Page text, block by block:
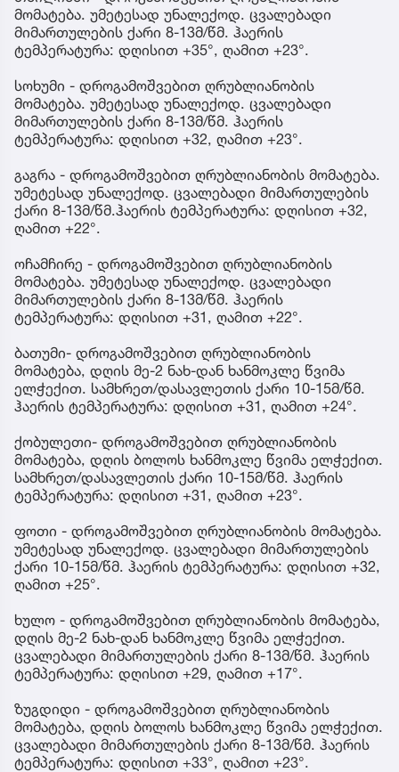
მომატება. უმეტესად უნალექოდ. ცვალებადი
მიმართულების ქარი 8-13მ/წმ. ჰაერის
ტემპერატურა: დღისით +35°, ღამით +23°.
სოხუმი - დროგამოშვებით ღრუბლიანობის
მომატება. უმეტესად უნალექოდ. ცვალებადი
მიმართულების ქარი 8-13მ/წმ. ჰაერის
ტემპერატურა: დღისით +32, ღამით +23°.
გაგრა - დროგამოშვებით ღრუბლიანობის მომატება.
უმეტესად უნალექოდ. ცვალებადი მიმართულების
ქარი 8-13მ/წმ.ჰაერის ტემპერატურა: დღისით +32,
ღამით +22°.
ოჩამჩირე - დროგამოშვებით ღრუბლიანობის
მომატება. უმეტესად უნალექოდ. ცვალებადი
მიმართულების ქარი 8-13მ/წმ. ჰაერის
ტემპერატურა: დღისით +31, ღამით +22°.
ბათუმი- დროგამოშვებით ღრუბლიანობის
მომატება, დღის მე-2 ნახ-დან ხანმოკლე წვიმა
ელჭექით. სამხრეთ/დასავლეთის ქარი 10-15მ/წმ.
ჰაერის ტემპერატურა: დღისით +31, ღამით +24°.
ქობულეთი- დროგამოშვებით ღრუბლიანობის
მომატება, დღის ბოლოს ხანმოკლე წვიმა ელჭექით.
სამხრეთ/დასავლეთის ქარი 10-15მ/წმ. ჰაერის
ტემპერატურა: დღისით +31, ღამით +23°.
ფოთი - დროგამოშვებით ღრუბლიანობის მომატება.
უმეტესად უნალექოდ. ცვალებადი მიმართულების
ქარი 10-15მ/წმ. ჰაერის ტემპერატურა: დღისით +32,
ღამით +25°.
ხულო - დროგამოშვებით ღრუბლიანობის მომატება,
დღის მე-2 ნახ-დან ხანმოკლე წვიმა ელჭექით.
ცვალებადი მიმართულების ქარი 8-13მ/წმ. ჰაერის
ტემპერატურა: დღისით +29, ღამით +17°.
ზუგდიდი - დროგამოშვებით ღრუბლიანობის
მომატება, დღის ბოლოს ხანმოკლე წვიმა ელჭექით.
ცვალებადი მიმართულების ქარი 8-13მ/წმ. ჰაერის
ტემპერატურა: დღისით +33°, ღამით +23°.